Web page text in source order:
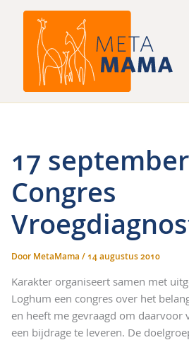
17
Congres
Door MetaMama /14 augustus 2010
Karakter organiseert samen met
Loghum een congres over het
en heeft me gevraagd om daarvoor
een bijdrage te leveren. De